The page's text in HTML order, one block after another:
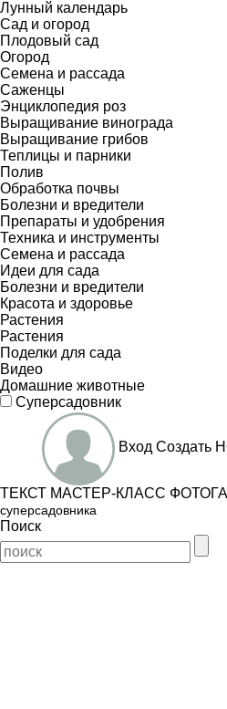
Лунный календарь
Сад и огород
Плодовый сад
Огород
Семена и рассада
Саженцы
Энциклопедия роз
Выращивание винограда
Выращивание грибов
Теплицы и парники
Полив
Обработка почвы
Болезни и вредители
Препараты и удобрения
Техника и инструменты
Семена и рассада
Идеи для сада
Болезни и вредители
Красота и здоровье
Растения
Растения
Поделки для сада
Видео
Домашние животные
Суперсадовник
Вход Создать
ТЕКСТ МАСТЕР-КЛАСС
суперсадовника
Поиск